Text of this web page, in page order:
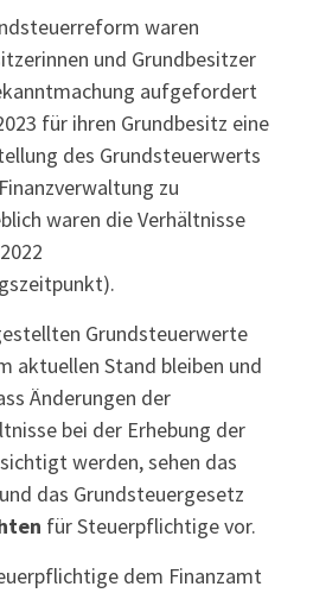
waren
und Grundbesitzer
aufgefordert
für ihren Grundbesitz eine
des Grundsteuerwerts
zu
waren die Verhältnisse
Grundsteuerwerte
aktuellen Stand bleiben und
Änderungen der
bei der Erhebung der
werden, sehen das
das Grundsteuergesetz
für Steuerpflichtige vor.
dem Finanzamt